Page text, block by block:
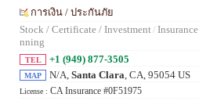
การเงิน / ประกันภัย
Stock / Certificate / Investment/ Insurance
nning
TEL +1 (949) 877-3505
MAP N/A, Santa Clara, CA, 95054 US
License : CA Insurance #0F51975